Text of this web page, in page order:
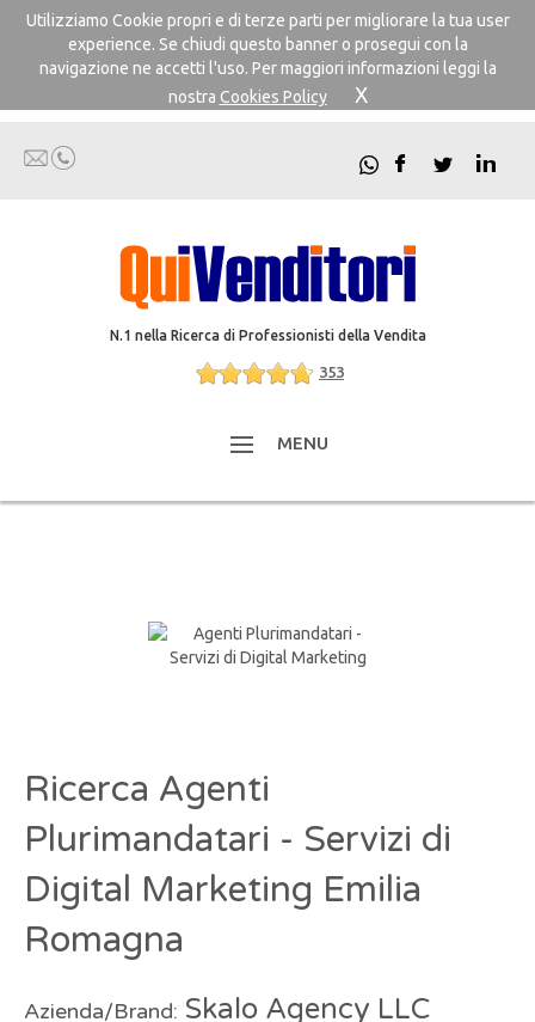
Utilizziamo Cookie propri e di terze parti per migliorare la tua user
experience. Se chiudi questo banner o prosegui con la
navigazione ne accetti l'uso. Per maggiori informazioni leggi la
nostra Cookies Policy X
N.1 nella Ricerca di Professionisti della Vendita
353
MENU
Ricerca Agenti
Plurimandatari - Servizi di
Digital Marketing Emilia
Romagna
Azienda/Brand: Skalo Agency LLC